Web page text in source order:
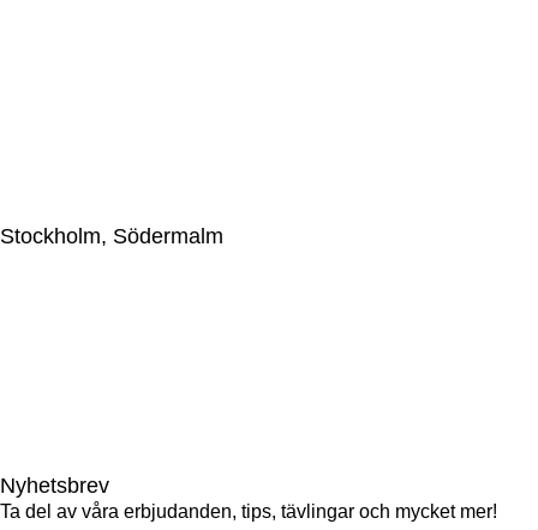
Stockholm, Södermalm
Nyhetsbrev
Ta del av våra erbjudanden, tips, tävlingar och mycket mer!